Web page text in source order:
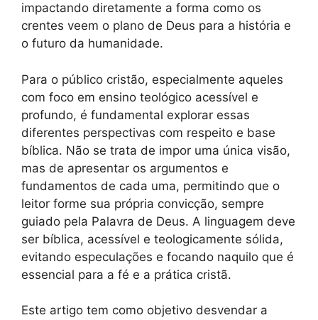
impactando diretamente a forma como os
crentes veem o plano de Deus para a história e
o futuro da humanidade.
Para o público cristão, especialmente aqueles
com foco em ensino teológico acessível e
profundo, é fundamental explorar essas
diferentes perspectivas com respeito e base
bíblica. Não se trata de impor uma única visão,
mas de apresentar os argumentos e
fundamentos de cada uma, permitindo que o
leitor forme sua própria convicção, sempre
guiado pela Palavra de Deus. A linguagem deve
ser bíblica, acessível e teologicamente sólida,
evitando especulações e focando naquilo que é
essencial para a fé e a prática cristã.
Este artigo tem como objetivo desvendar a